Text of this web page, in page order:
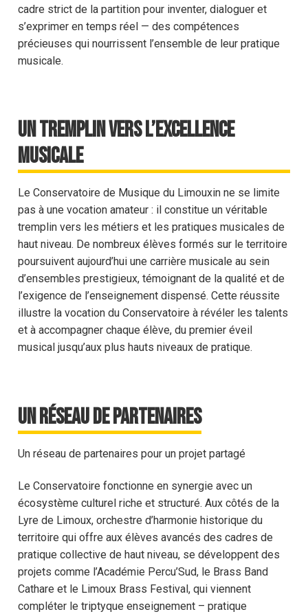
cadre strict de la partition pour inventer, dialoguer et
s’exprimer en temps réel — des compétences
précieuses qui nourrissent l’ensemble de leur pratique
musicale.
Un tremplin vers l’excellence
musicale
Le Conservatoire de Musique du Limouxin ne se limite
pas à une vocation amateur : il constitue un véritable
tremplin vers les métiers et les pratiques musicales de
haut niveau. De nombreux élèves formés sur le territoire
poursuivent aujourd’hui une carrière musicale au sein
d’ensembles prestigieux, témoignant de la qualité et de
l’exigence de l’enseignement dispensé. Cette réussite
illustre la vocation du Conservatoire à révéler les talents
et à accompagner chaque élève, du premier éveil
musical jusqu’aux plus hauts niveaux de pratique.
Un réseau de partenaires
Un réseau de partenaires pour un projet partagé
Le Conservatoire fonctionne en synergie avec un
écosystème culturel riche et structuré. Aux côtés de la
Lyre de Limoux, orchestre d’harmonie historique du
territoire qui offre aux élèves avancés des cadres de
pratique collective de haut niveau, se développent des
projets comme l’Académie Percu’Sud, le Brass Band
Cathare et le Limoux Brass Festival, qui viennent
compléter le triptyque enseignement – pratique